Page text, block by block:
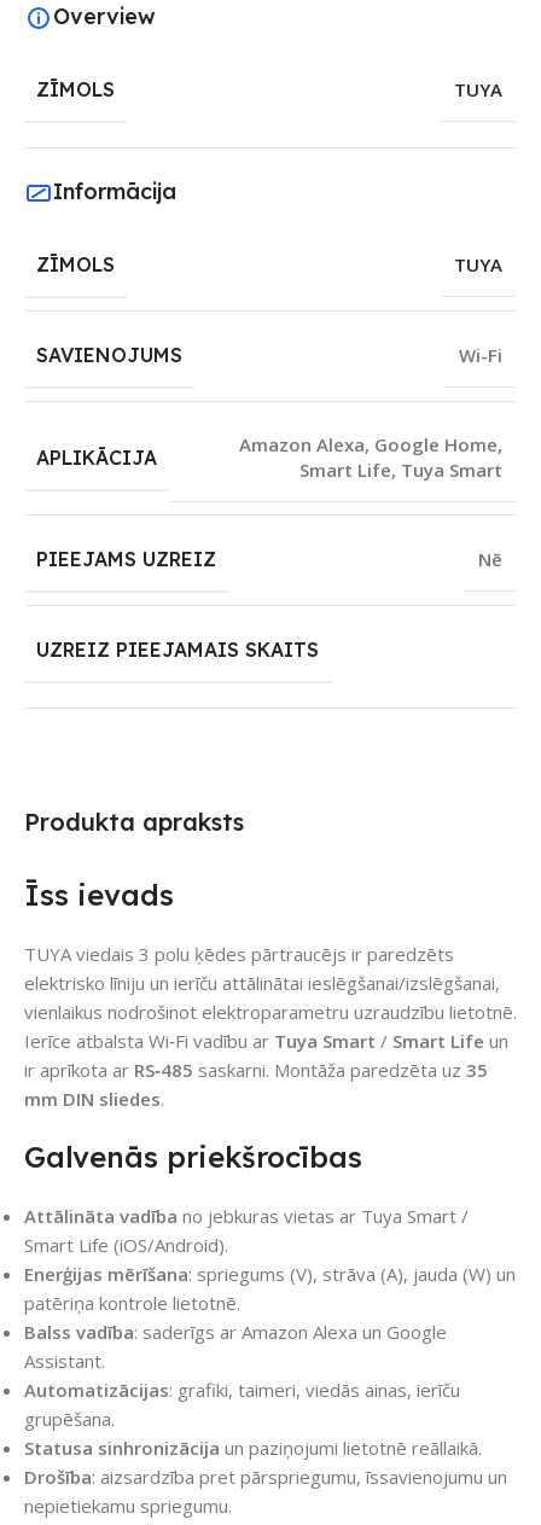
Produkta apraksts
Īss ievads
TUYA viedais 3 polu ķēdes pārtraucējs ir paredzēts
elektrisko līniju un ierīču attālinātai ieslēgšanai/izslēgšanai,
vienlaikus nodrošinot elektroparametru uzraudzību lietotnē.
Ierīce atbalsta Wi‑Fi vadību ar Tuya Smart / Smart Life un
ir aprīkota ar RS‑485 saskarni. Montāža paredzēta uz 35
mm DIN sliedes.
Galvenās priekšrocības
Attālināta vadība no jebkuras vietas ar Tuya Smart /
Smart Life (iOS/Android).
Enerģijas mērīšana: spriegums (V), strāva (A), jauda (W) un
patēriņa kontrole lietotnē.
Balss vadība: saderīgs ar Amazon Alexa un Google
Assistant.
Automatizācijas: grafiki, taimeri, viedās ainas, ierīču
grupēšana.
Statusa sinhronizācija un paziņojumi lietotnē reāllaikā.
Drošība: aizsardzība pret pārspriegumu, īssavienojumu un
nepietiekamu spriegumu.
Overview
ZĪMOLS TUYA
Informācija
ZĪMOLS TUYA
SAVIENOJUMS Wi-Fi
APLIKĀCIJA
Amazon Alexa, Google Home,
Smart Life, Tuya Smart
PIEEJAMS UZREIZ Nē
UZREIZ PIEEJAMAIS SKAITS